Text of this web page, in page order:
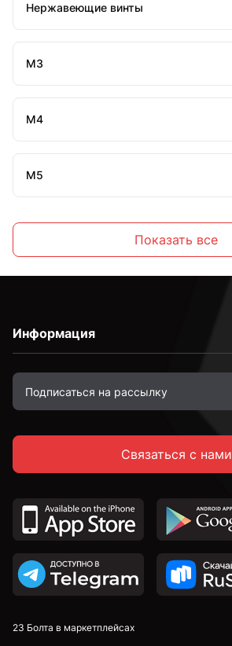
Нержавеющие винты
М3
М4
М5
М10
М12
Показать все
Информация
Связаться с нами
23 Болта в маркетплейсах